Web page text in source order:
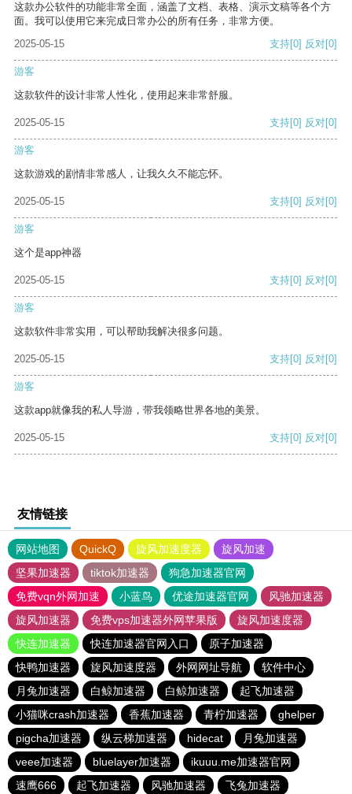
这款办公软件的功能非常全面，涵盖了文档、表格、演示文稿等各个方
面。我可以使用它来完成日常办公的所有任务，非常方便。
2025-05-15
支持[0] 反对[0]
游客
这款软件的设计非常人性化，使用起来非常舒服。
2025-05-15 支持[0] 反对[0]
游客
这款游戏的剧情非常感人，让我久久不能忘怀。
2025-05-15 支持[0] 反对[0]
游客
这个是app神器
2025-05-15 支持[0] 反对[0]
游客
这款软件非常实用，可以帮助我解决很多问题。
2025-05-15 支持[0] 反对[0]
游客
这款app就像我的私人导游，带我领略世界各地的美景。
2025-05-15 支持[0] 反对[0]
友情链接
网站地图 QuickQ 旋风加速度器
旋风加速
坚果加速器
tiktok加速器
狗急加速器官网
免费vqn外网加速
小蓝鸟 优途加速器官网
风驰加速器
旋风加速器
免费vps加速器外网苹果版
旋风加速度器
快连加速器
快连加速器官网入口
原子加速器
快鸭加速器
旋风加速度器 外网网址导航
软件中心
月兔加速器
白鲸加速器 白鲸加速器
起飞加速器
小猫咪crash加速器
香蕉加速器 青柠加速器
ghelper
pigcha加速器
纵云梯加速器 hidecat
月兔加速器
veee加速器
bluelayer加速器
ikuuu.me加速器官网
速鹰666
起飞加速器 风驰加速器 飞兔加速器